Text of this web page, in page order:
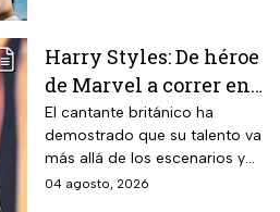
Harry Styles: De héroe
de Marvel a correr en
Chapultepec; las
apariciones del
cantante en el cine
El cantante británico ha
demostrado que su talento va
más allá de los escenarios y
ha llegado a la pantalla
04 agosto, 2026